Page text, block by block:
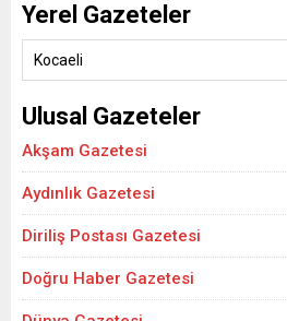
Yerel Gazeteler
Kocaeli
Ulusal Gazeteler
Akşam Gazetesi
Aydınlık Gazetesi
Diriliş Postası Gazetesi
Doğru Haber Gazetesi